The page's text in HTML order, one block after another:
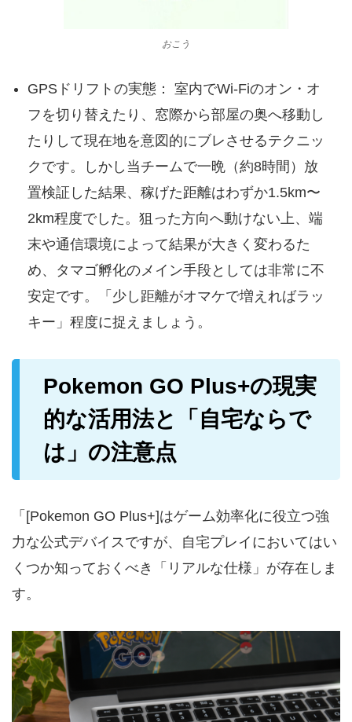
おこう
GPSドリフトの実態： 室内でWi-Fiのオン・オ
フを切り替えたり、窓際から部屋の奥へ移動し
たりして現在地を意図的にブレさせるテクニッ
クです。しかし当チームで一晩（約8時間）放
置検証した結果、稼げた距離はわずか1.5km〜
2km程度でした。狙った方向へ動けない上、端
末や通信環境によって結果が大きく変わるた
め、タマゴ孵化のメイン手段としては非常に不
安定です。「少し距離がオマケで増えればラッ
キー」程度に捉えましょう。
Pokemon GO Plus+の現実
的な活用法と「自宅ならで
は」の注意点
「[Pokemon GO Plus+]はゲーム効率化に役立つ強
力な公式デバイスですが、自宅プレイにおいてはい
くつか知っておくべき「リアルな仕様」が存在しま
す。